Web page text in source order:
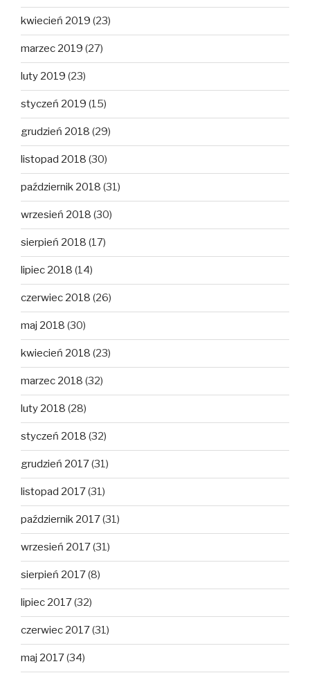
kwiecień 2019 (23)
marzec 2019 (27)
luty 2019 (23)
styczeń 2019 (15)
grudzień 2018 (29)
listopad 2018 (30)
październik 2018 (31)
wrzesień 2018 (30)
sierpień 2018 (17)
lipiec 2018 (14)
czerwiec 2018 (26)
maj 2018 (30)
kwiecień 2018 (23)
marzec 2018 (32)
luty 2018 (28)
styczeń 2018 (32)
grudzień 2017(31)
listopad 2017(31)
październik 2017(31)
wrzesień 2017(31)
sierpień 2017(8)
lipiec 2017(32)
czerwiec 2017(31)
maj 2017(34)